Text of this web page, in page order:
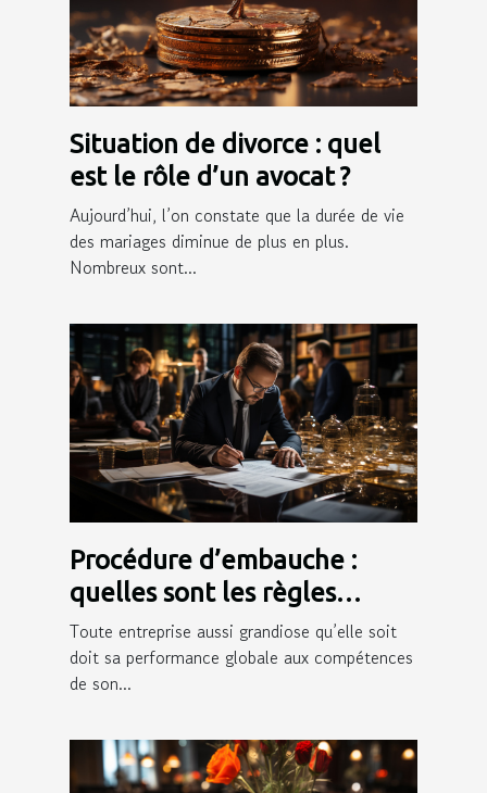
Situation de divorce : quel
est le rôle d’un avocat ?
Aujourd’hui, l’on constate que la durée de vie
des mariages diminue de plus en plus.
Nombreux sont...
Procédure d’embauche :
quelles sont les règles
juridiques qui l’encadrent ?
Toute entreprise aussi grandiose qu’elle soit
doit sa performance globale aux compétences
de son...